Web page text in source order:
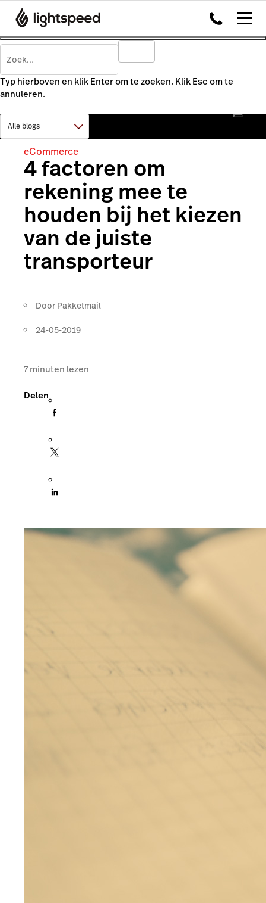
Typ hierboven en klik Enter om te zoeken. Klik Esc om te
annuleren.
eCommerce
4 factoren om
rekening mee te
houden bij het kiezen
van de juiste
transporteur
Door Pakketmail
24-05-2019
7minuten lezen
Delen